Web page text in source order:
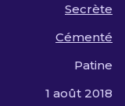
Secrète
Cémenté
Patine
1 août 2018